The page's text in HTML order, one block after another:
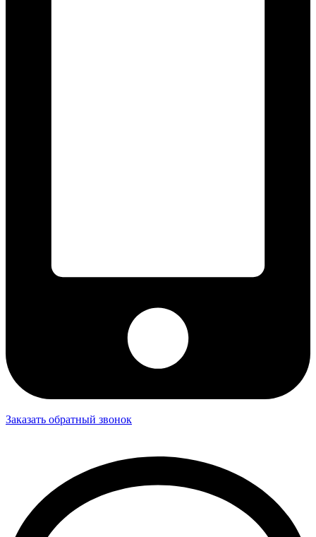
Заказать обратный звонок